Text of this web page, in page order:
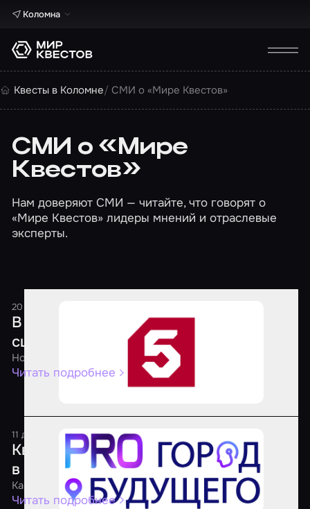
Коломна
Квесты в Коломне СМИ о «Мире Квестов»
СМИ о «Мире
Квестов»
Нам доверяют СМИ — читайте, что говорят о
«Мире Квестов» лидеры мнений и отраслевые
эксперты.
20 февраля 2026
В российских квестах хотят запретить
сцены пыток и опасные моменты
Новые правила для квест-индустрии
Читать подробнее
11 декабря 20251 минута
Квесты по сериалу «Метод» открылись
в трех городах России
Как квесты переносят зрителей в эпицентр событий
Читать подробнее